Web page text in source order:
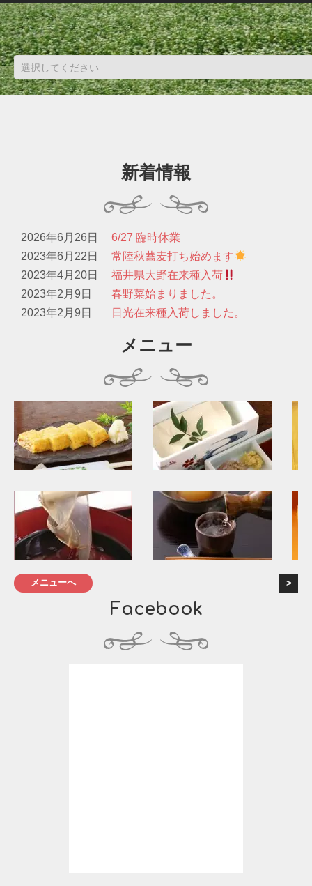
新着情報
2026年6月26日
6/27 臨時休業
2023年6月22日
常陸秋蕎麦打ち始めます
2023年4月20日
福井県大野在来種入荷
2023年2月9日
春野菜始まりました。
2023年2月9日
日光在来種入荷しました。
メニュー
メニューへ
Facebook